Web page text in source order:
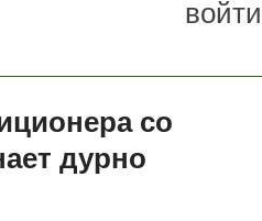
войти
со
дурно